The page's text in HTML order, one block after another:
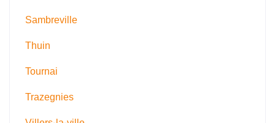
Sambreville
Thuin
Tournai
Trazegnies